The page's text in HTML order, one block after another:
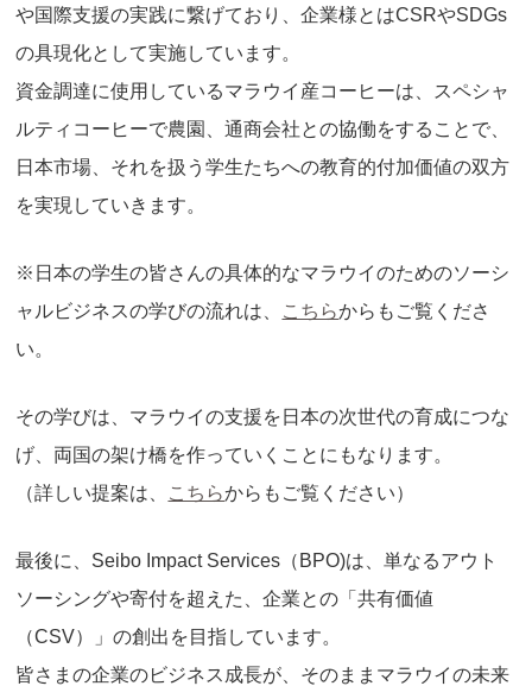
や国際支援の実践に繋げており、企業様とはCSRやSDGs
の具現化として実施しています。
資金調達に使用しているマラウイ産コーヒーは、スペシャ
ルティコーヒーで農園、通商会社との協働をすることで、
日本市場、それを扱う学生たちへの教育的付加価値の双方
を実現していきます。
※日本の学生の皆さんの具体的なマラウイのためのソーシ
ャルビジネスの学びの流れは、 こちらからもご覧くださ
い。
その学びは、マラウイの支援を日本の次世代の育成につな
げ、両国の架け橋を作っていくことにもなります。
（詳しい提案は、 こちらからもご覧ください）
最後に、Seibo Impact Services（BPO)は、単なるアウト
ソーシングや寄付を超えた、企業との「共有価値
（CSV）」の創出を目指しています。
皆さまの企業のビジネス成長が、そのままマラウイの未来